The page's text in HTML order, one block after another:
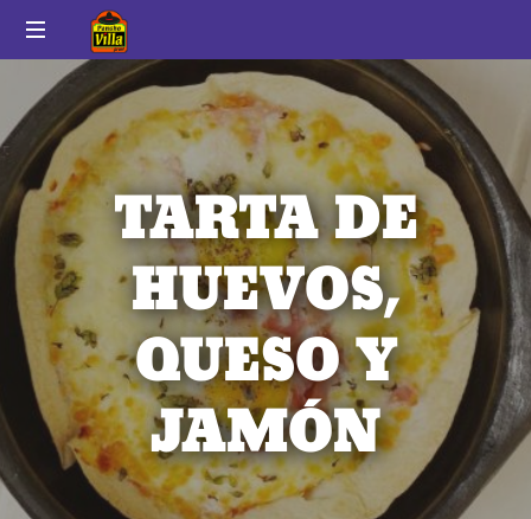
Pancho
Villa
Auténtico
sabor
a
México
TARTA DE
HUEVOS,
QUESO Y
JAMÓN